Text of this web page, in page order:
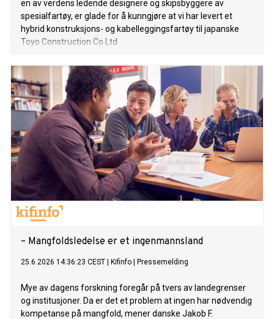
en av verdens ledende designere og skipsbyggere av
spesialfartøy, er glade for å kunngjøre at vi har levert et
hybrid konstruksjons- og kabelleggingsfartøy til japanske
Toyo Construction Co Ltd.
– Mangfoldsledelse er et ingenmannsland
25.6.2026 14:36:23 CEST Kifinfo Pressemelding
Mye av dagens forskning foregår på tvers av landegrenser
og institusjoner. Da er det et problem at ingen har nødvendig
kompetanse på mangfold, mener danske Jakob F.